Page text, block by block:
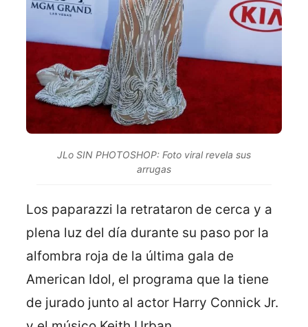
JLo SIN PHOTOSHOP: Foto viral revela sus
arrugas
Los paparazzi la retrataron de cerca y a
plena luz del día durante su paso por la
alfombra roja de la última gala de
American Idol, el programa que la tiene
de jurado junto al actor Harry Connick Jr.